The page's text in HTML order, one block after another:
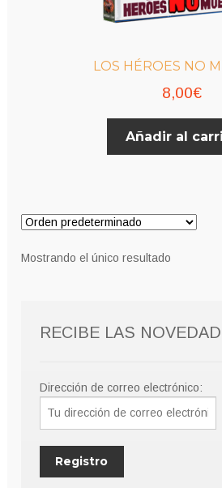
LOS HÉROES NO
8,00€
Añadir al
Mostrando el único resultado
RECIBE LAS
Dirección de correo electrónico: